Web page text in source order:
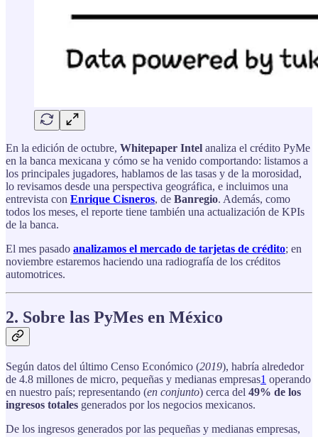
En la edición de octubre, Whitepaper Intel analiza el crédito PyMe
en la banca mexicana y cómo se ha venido comportando: listamos a
los principales jugadores, hablamos de las tasas y de la morosidad,
lo revisamos desde una perspectiva geográfica, e incluimos una
entrevista con Enrique Cisneros, de Banregio. Además, como
todos los meses, el reporte tiene también una actualización de KPIs
de la banca.
El mes pasado analizamos el mercado de tarjetas de crédito; en
noviembre estaremos haciendo una radiografía de los créditos
automotrices.
2. Sobre las PyMes en México
Según datos del último Censo Económico (2019), habría alrededor
de 4.8 millones de micro, pequeñas y medianas empresas1 operando
en nuestro país; representando (en conjunto) cerca del 49% de los
ingresos totales generados por los negocios mexicanos.
De los ingresos generados por las pequeñas y medianas empresas,